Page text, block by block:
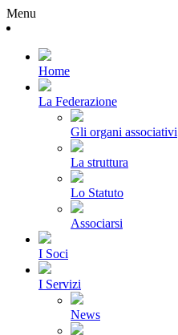
Menu
Home
La Federazione
Gli organi associativi
La struttura
Lo Statuto
Associarsi
I Soci
I Servizi
News